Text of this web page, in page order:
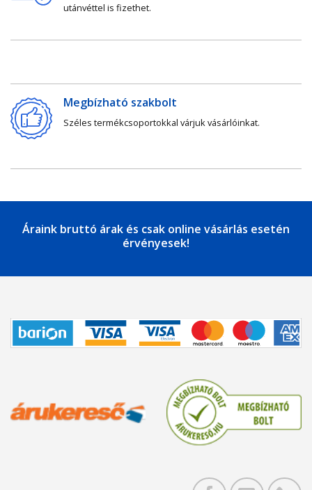
utánvéttel is fizethet.
Megbízható szakbolt
Széles termékcsoportokkal várjuk vásárlóinkat.
Áraink bruttó árak és csak online vásárlás esetén
érvényesek!